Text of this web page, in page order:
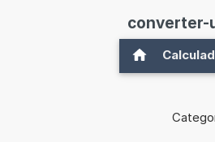
converter-